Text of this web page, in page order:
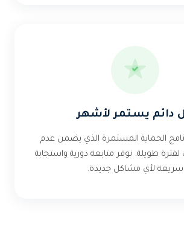
دائم يستمر لأشهر
الحماية المستمرة الذي يضمن عدم
طويلة. نوفر متابعة دورية واستجابة
سريعة لأي مشاكل جديدة.